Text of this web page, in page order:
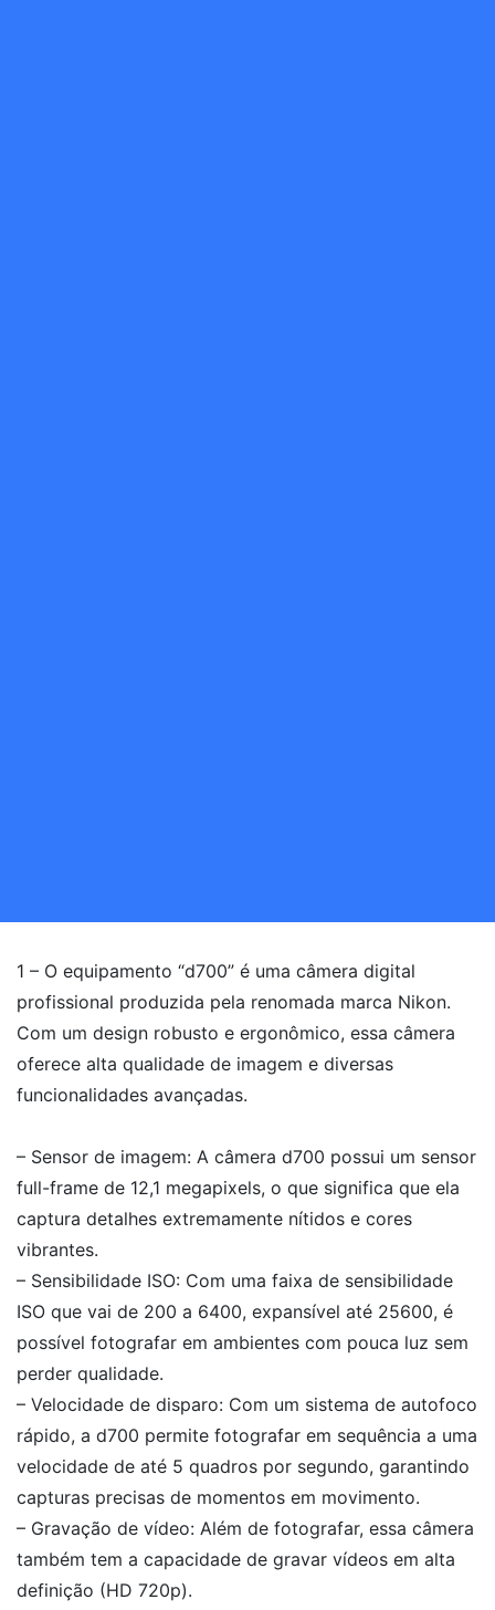
1 – O equipamento “d700” é uma câmera digital
profissional produzida pela renomada marca Nikon.
Com um design robusto e ergonômico, essa câmera
oferece alta qualidade de imagem e diversas
funcionalidades avançadas.
– Sensor de imagem: A câmera d700 possui um sensor
full-frame de 12,1 megapixels, o que significa que ela
captura detalhes extremamente nítidos e cores
vibrantes.
– Sensibilidade ISO: Com uma faixa de sensibilidade
ISO que vai de 200 a 6400, expansível até 25600, é
possível fotografar em ambientes com pouca luz sem
perder qualidade.
– Velocidade de disparo: Com um sistema de autofoco
rápido, a d700 permite fotografar em sequência a uma
velocidade de até 5 quadros por segundo, garantindo
capturas precisas de momentos em movimento.
– Gravação de vídeo: Além de fotografar, essa câmera
também tem a capacidade de gravar vídeos em alta
definição (HD 720p).